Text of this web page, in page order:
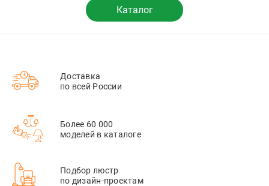
черный, 359252
Каталог
Доставка
по всей России
Более 60 000
моделей в каталоге
Подбор люстр
по дизайн-проектам